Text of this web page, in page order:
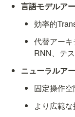
言語モデルア
効率的
代替アー
RNN、テ
ニューラルア
固定操作
より広範